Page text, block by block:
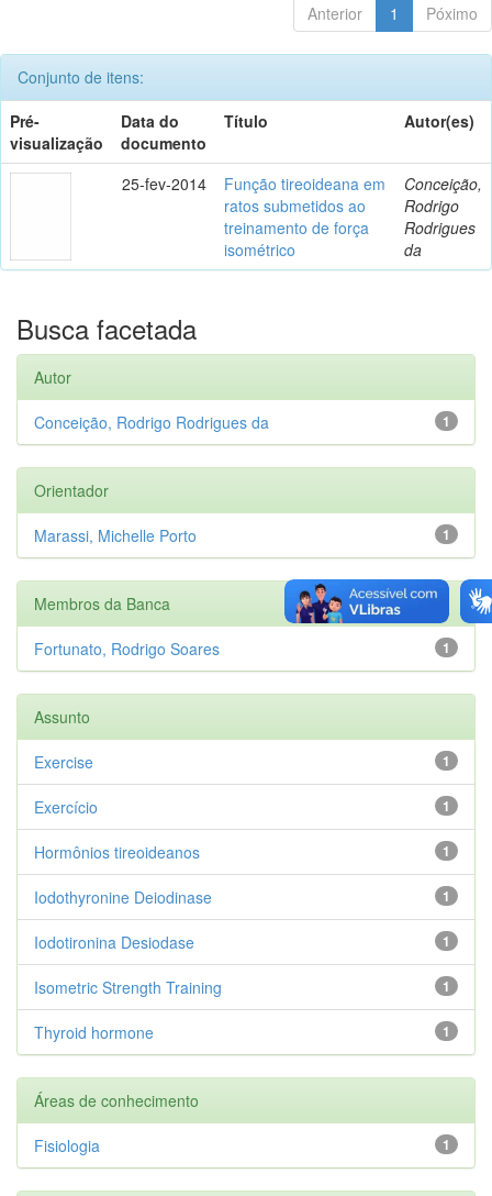
Anterior 1 Póximo
Conjunto de itens:
Pré-
visualização
Data do
documento
Título Autor(es)
25-fev-2014
Função tireoideana em
ratos submetidos ao
treinamento de força
isométrico
Conceição,
Rodrigo
Rodrigues
da
Busca facetada
Autor
1
Conceição, Rodrigo Rodrigues da
Orientador
1
Marassi, Michelle Porto
Membros da Banca
1
Fortunato, Rodrigo Soares
Assunto
1
Exercise
1
Exercício
1
Hormônios tireoideanos
1
Iodothyronine Deiodinase
1
Iodotironina Desiodase
1
Isometric Strength Training
1
Thyroid hormone
Áreas de conhecimento
1
Fisiologia